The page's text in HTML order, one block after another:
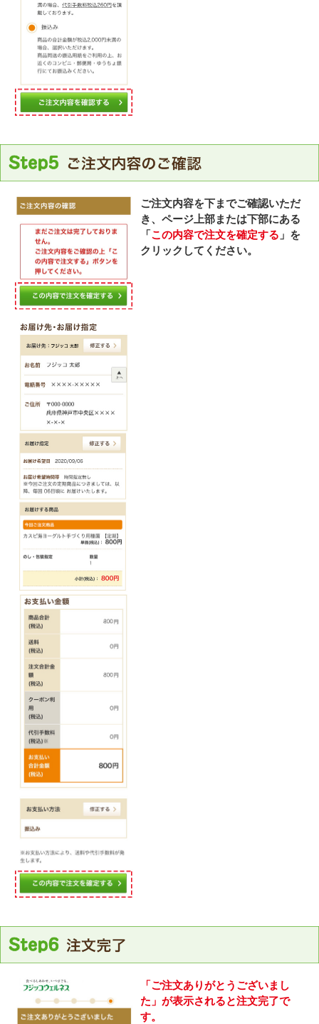
ご注文内容を下までご確認いただ
き、ページ上部または下部にある
「この内容で注文を確定する 」を
クリックしてください。
「ご注文ありがとうございまし
た」が表示されると注文完了で
す。